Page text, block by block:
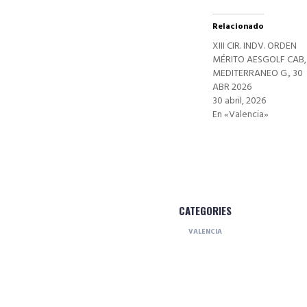
Relacionado
XIII CIR. INDV. ORDEN
MÉRITO AESGOLF CAB,
MEDITERRANEO G., 30
ABR 2026
30 abril, 2026
En «Valencia»
CATEGORIES
VALENCIA